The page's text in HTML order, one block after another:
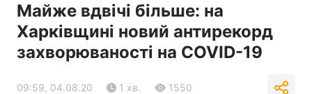
Майже вдвічі більше: на
Харківщині новий антирекорд
захворюваності на COVID-19
09:59, 04.08.20 1 хв. 1550